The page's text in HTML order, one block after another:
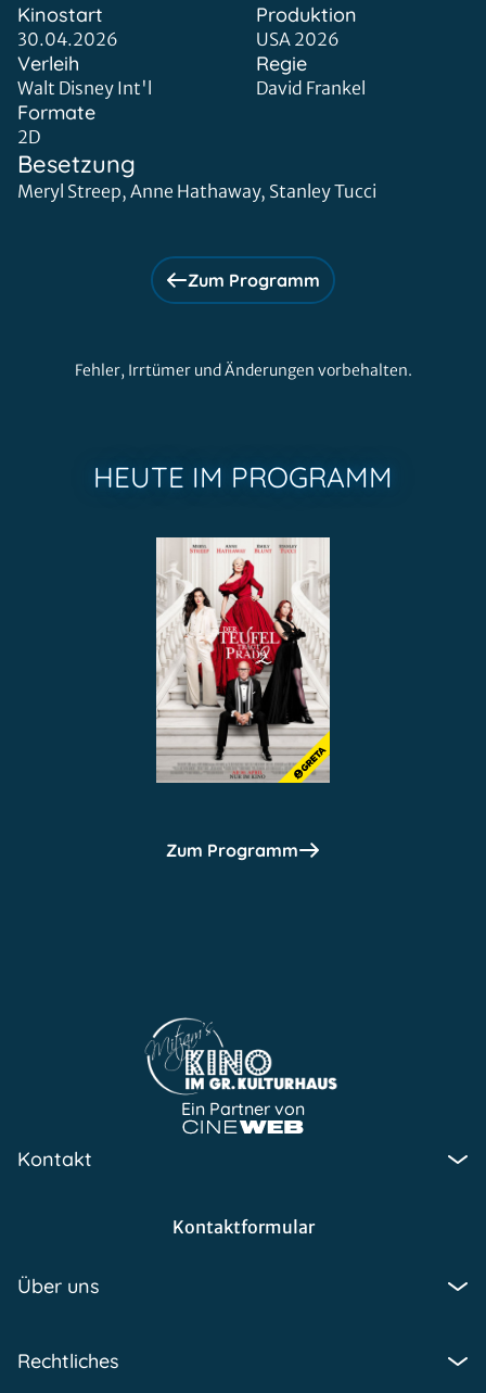
Kinostart
30.04.2026
Produktion
USA 2026
Verleih
Walt Disney Int'l
Regie
David Frankel
Formate
2D
Besetzung
Meryl Streep, Anne Hathaway, Stanley Tucci
Zum Programm
Fehler, Irrtümer und Änderungen vorbehalten.
HEUTE IM PROGRAMM
Zum Programm
Ein Partner von
Kontakt
Kontaktformular
Über uns
Rechtliches